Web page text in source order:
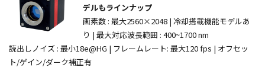
デルもラインナップ
画素数 : 最大2560×2048 | 冷却搭載機能モデルあ
り | 最大対応波長範囲 : 400~1700 nm
読出しノイズ : 最小18e@HG | フレームレート: 最大120 fps | オフセッ
ト/ゲイン/ダーク補正有